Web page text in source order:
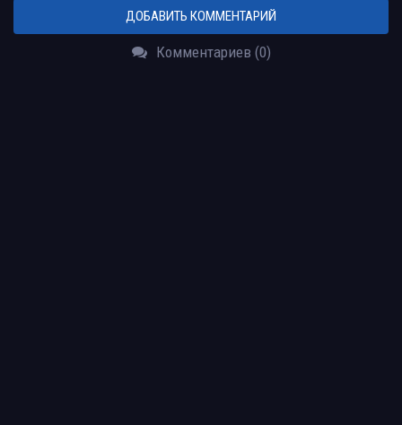
ДОБАВИТЬ КОММЕНТАРИЙ
Комментариев (0)